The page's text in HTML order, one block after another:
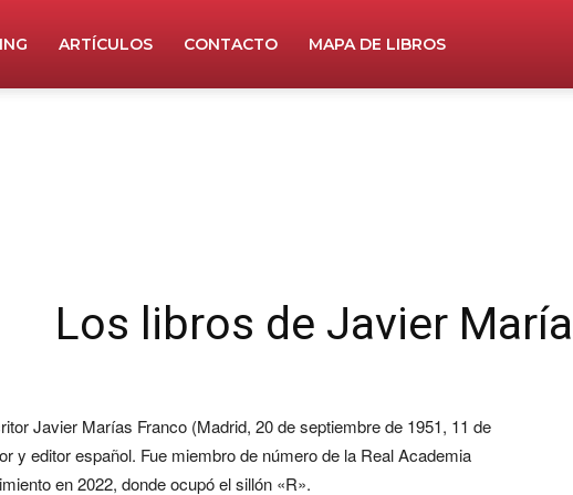
ARTÍCULOS CONTACTO MAPA DE LIBROS
Los libros de Javier
Javier Marías Franco (Madrid, 20 de septiembre de 1951, 11 de
y editor español. Fue miembro de número de la Real Academia
en 2022, donde ocupó el sillón «R».